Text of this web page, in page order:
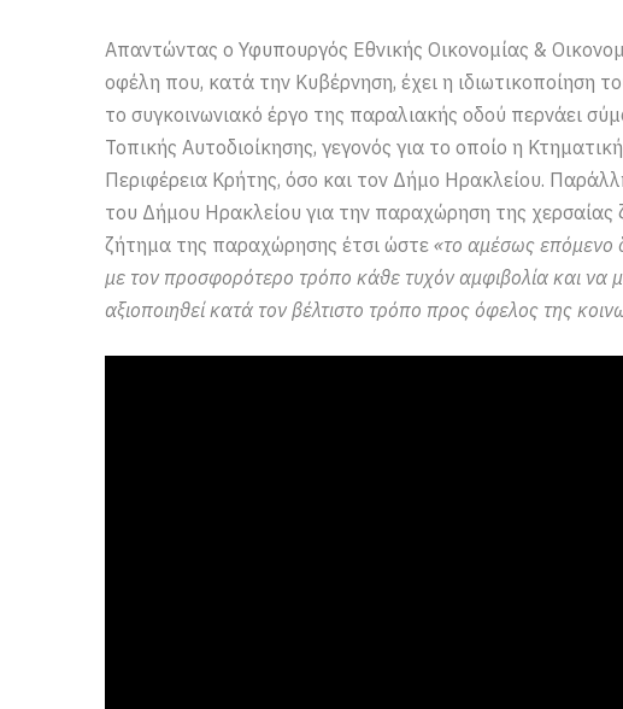
Απαντώντας ο Υφυπουργός Εθνικής Οικονομίας &
οφέλη που, κατά την Κυβέρνηση, έχει η ιδιωτικοποίηση
το συγκοινωνιακό έργο της παραλιακής οδού περνάει
Τοπικής Αυτοδιοίκησης, γεγονός για το οποίο η
Περιφέρεια Κρήτης, όσο και τον Δήμο Ηρακλείου.
του Δήμου Ηρακλείου για την παραχώρηση της χερσαίας
ζήτημα της παραχώρησης έτσι ώστε «το αμέσως επόμενο
με τον προσφορότερο τρόπο κάθε τυχόν αμφιβολία και να
αξιοποιηθεί κατά τον βέλτιστο τρόπο προς όφελος της